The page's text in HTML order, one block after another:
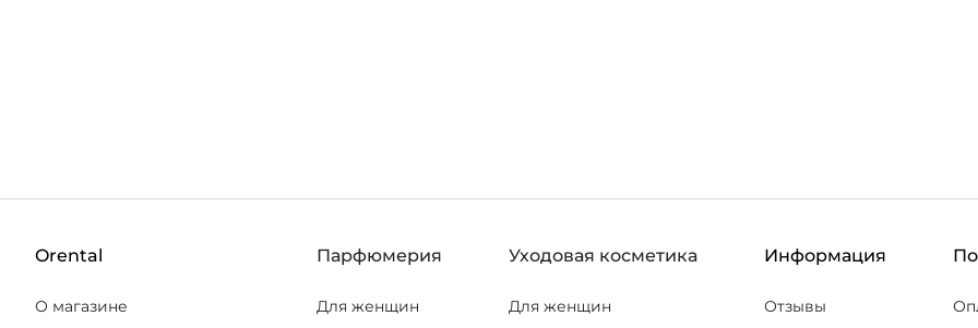
Orental
О магазине
Парфюмерия
Для женщин
Уходовая косметика
Для женщин
Информация
Отзывы